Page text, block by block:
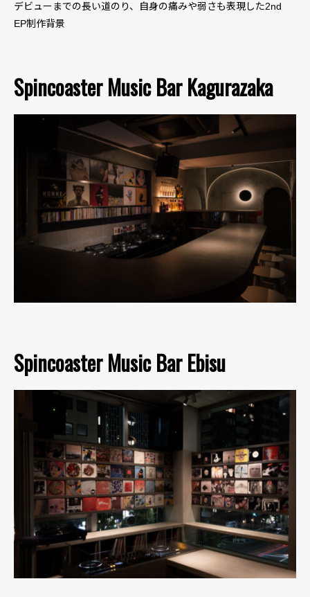
デビューまでの長い道のり、自身の痛みや弱さも表現した2nd
EP制作背景
Spincoaster Music Bar Kagurazaka
Spincoaster Music Bar Ebisu